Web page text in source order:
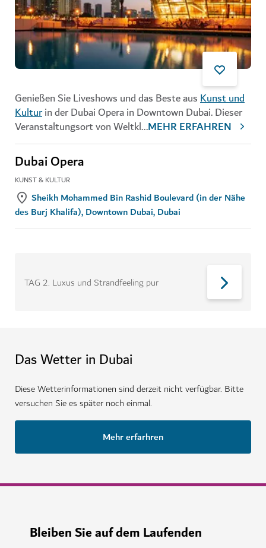
Genießen Sie Liveshows und das Beste ausKunst und
Kulturin der Dubai Opera in Downtown Dubai. Dieser
Veranstaltungsort von Weltkl...MEHR ERFAHREN
Dubai Opera
KUNST & KULTUR
Sheikh Mohammed Bin Rashid Boulevard (in der Nähe
des Burj Khalifa), Downtown Dubai, Dubai
TAG 2. Luxus und Strandfeeling pur
Das Wetter in Dubai
Diese Wetterinformationen sind derzeit nicht verfügbar. Bitte
versuchen Sie es später noch einmal.
Mehr erfarhren
Bleiben Sie auf dem Laufenden